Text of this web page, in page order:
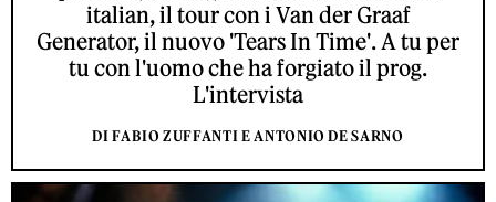
italian, il tour con i Van der Graaf
Generator, il nuovo 'Tears In Time'. A tu per
tu con l'uomo che ha forgiato il prog.
L'intervista
DI FABIO ZUFFANTI E ANTONIO DE SARNO